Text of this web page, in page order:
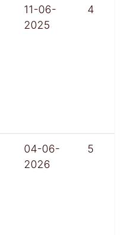
11-06-
2025
4
04-06-
2026
5